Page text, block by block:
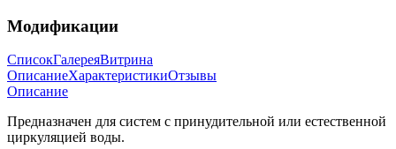
Модификации
СписокГалереяВитрина
ОписаниеХарактеристикиОтзывы
Описание
Предназначен для систем с принудительной или естественной
циркуляцией воды.